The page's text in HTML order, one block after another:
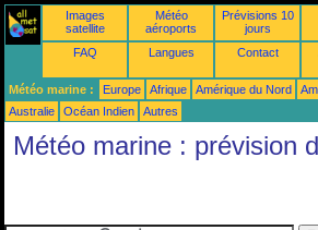
Images
satellite
Météo
aéroports
Prévisions 10
jours
FAQ Langues Contact
Météo marine : Europe Afrique Amérique du Nord
Australie
Océan Indien Autres
Météo marine : prévision